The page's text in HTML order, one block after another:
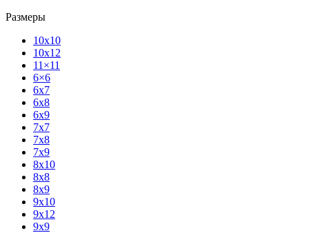
Размеры
10x10
10x12
11×11
6×6
6x7
6x8
6x9
7x7
7x8
7x9
8x10
8x8
8x9
9x10
9x12
9x9